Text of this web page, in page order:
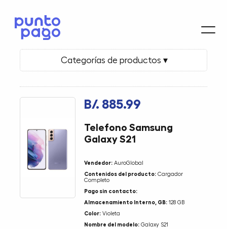
Categorías de productos ▾
B/. 885.99
Telefono Samsung
Galaxy S21
Vendedor: AuroGlobal
Contenidos del producto: Cargador
Completo
Pago sin contacto:
Almacenamiento Interno, GB: 128 GB
Color: Violeta
Nombre del modelo: Galaxy S21